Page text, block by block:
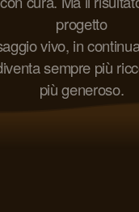
progetto
vivo, in
sempre più
più generoso.